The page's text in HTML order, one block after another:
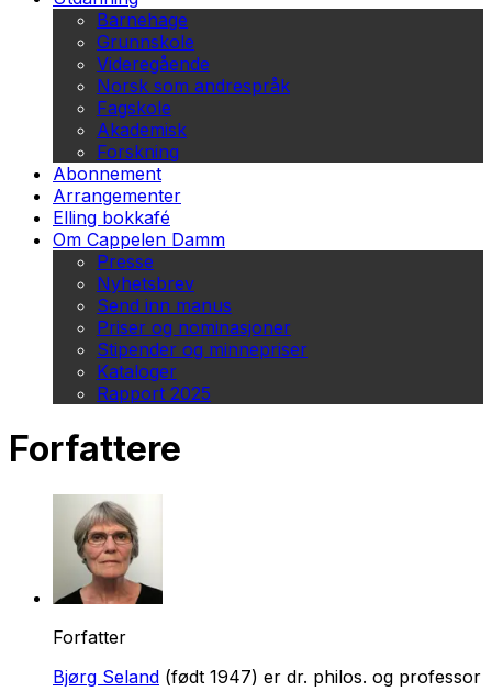
Barnehage
Grunnskole
Videregående
Norsk som andrespråk
Fagskole
Akademisk
Forskning
Abonnement
Arrangementer
Elling bokkafé
Om Cappelen Damm
Presse
Nyhetsbrev
Send inn manus
Priser og nominasjoner
Stipender og minnepriser
Kataloger
Rapport 2025
Forfattere
Forfatter
Bjørg Seland (født 1947) er dr. philos. og professor